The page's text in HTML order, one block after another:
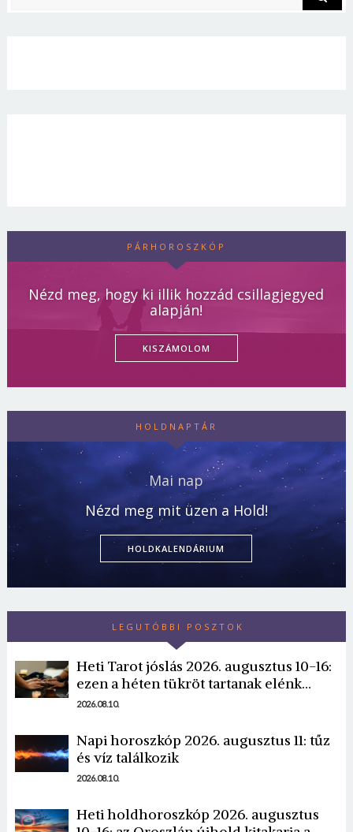
PÁRHOROSZKÓP
Nézd meg, hogy ki illik hozzád csillagjegyed
alapján!
KISZÁMOLOM
HOLDNAPTÁR
Mai nap
Nézd meg mit üzen a Hold!
HOLDKALENDÁRIUM
LEGUTÓBBI POSZTOK
Heti Tarot jóslás 2026. augusztus 10-16:
ezen a héten tükröt tartanak elénk…
2026.08.10.
Napi horoszkóp 2026. augusztus 11: tűz
és víz találkozik
2026.08.10.
Heti holdhoroszkóp 2026. augusztus